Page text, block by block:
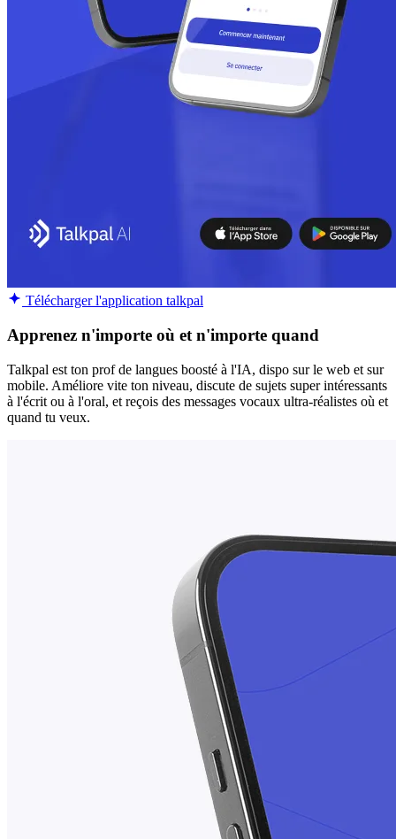
Télécharger l'application talkpal
Apprenez n'importe où et n'importe quand
Talkpal est ton prof de langues boosté à l'IA, dispo sur le web et sur
mobile. Améliore vite ton niveau, discute de sujets super intéressants
à l'écrit ou à l'oral, et reçois des messages vocaux ultra-réalistes où et
quand tu veux.